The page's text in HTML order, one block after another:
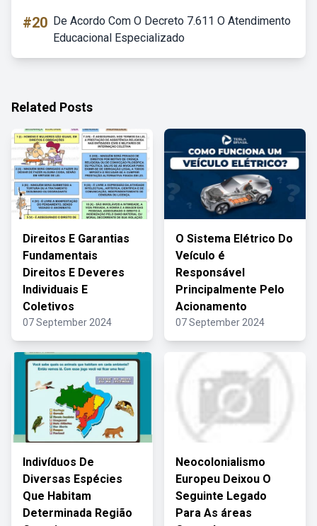
#20 De Acordo Com O Decreto 7.611 O Atendimento
Educacional Especializado
Related Posts
Direitos E Garantias
Fundamentais
Direitos E Deveres
Individuais E
Coletivos
07 September 2024
O Sistema Elétrico Do
Veículo é
Responsável
Principalmente Pelo
Acionamento
07 September 2024
Indivíduos De
Diversas Espécies
Que Habitam
Determinada Região
Neocolonialismo
Europeu Deixou O
Seguinte Legado
Para As áreas